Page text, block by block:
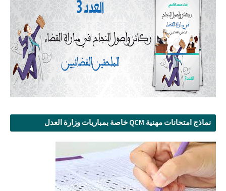
نماذج امتحانات مهنية QCM خاصة بمباريات وزارة العدل